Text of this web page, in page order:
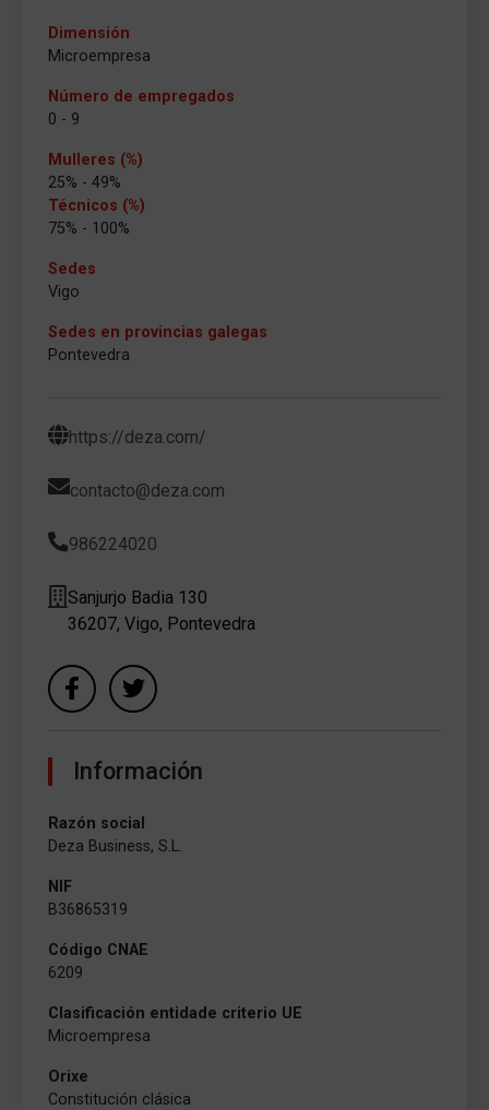
Dimensión
Microempresa
Número de empregados
0 - 9
Mulleres (%)
25% - 49%
Técnicos (%)
75% - 100%
Sedes
Vigo
Sedes en provincias galegas
Pontevedra
https://deza.com/
contacto@deza.com
986224020
Sanjurjo Badia 130
36207, Vigo, Pontevedra
Información
Razón social
Deza Business, S.L.
NIF
B36865319
Código CNAE
6209
Clasificación entidade criterio UE
Microempresa
Orixe
Constitución clásica